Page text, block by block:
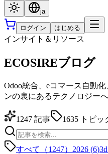
ja
ログイン はじめる
インサイト＆リソース
ECOSIREブログ
Odoo統合、eコマース自動
ンの裏にあるテクノロジーへ
1247 記事 1635 トピッ
すべて（1247） 2026 (6)3d